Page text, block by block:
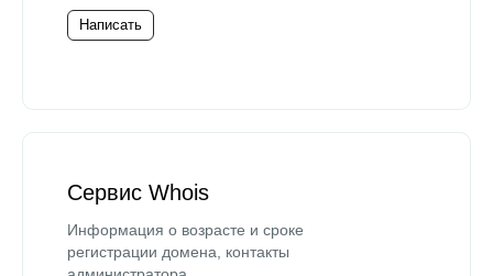
Написать
Сервис Whois
Информация о возрасте и сроке
регистрации домена, контакты